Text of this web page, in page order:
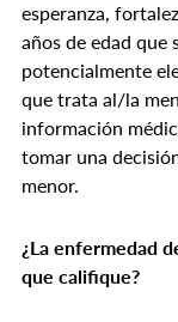
esperanza,
años de edad que
potencialmente
que trata al/la
información
tomar una
menor.
¿La enfermedad
que califique?